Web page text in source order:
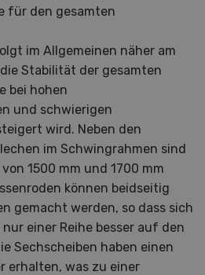
für den gesamten
im Allgemeinen näher am
Stabilität der gesamten
bei hohen
und schwierigen
wird. Neben den
im Schwingrahmen sind
1500 mm und 1700 mm
können beidseitig
gemacht werden, so dass sich
einer Reihe besser auf den
Sechscheiben haben einen
erhalten, was zu einer